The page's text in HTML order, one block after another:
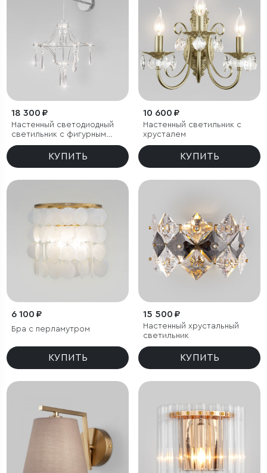
18 300 ₽
Настенный светодиодный
светильник с фигурным
хрусталем
КУПИТЬ
10 600 ₽
Настенный светильник с
хрусталем
КУПИТЬ
6 100 ₽
Бра с перламутром
КУПИТЬ
15 500 ₽
Настенный хрустальный
светильник
КУПИТЬ